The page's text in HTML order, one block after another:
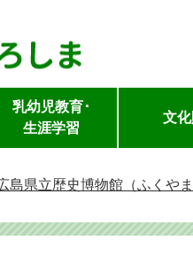
ー
し
乳幼児教育･
生涯学習
文
島県立歴史博物館（ふくや